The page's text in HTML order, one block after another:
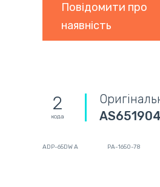
Повідомити про
наявність
2
кода
ADP-65DW A PA-1650-78